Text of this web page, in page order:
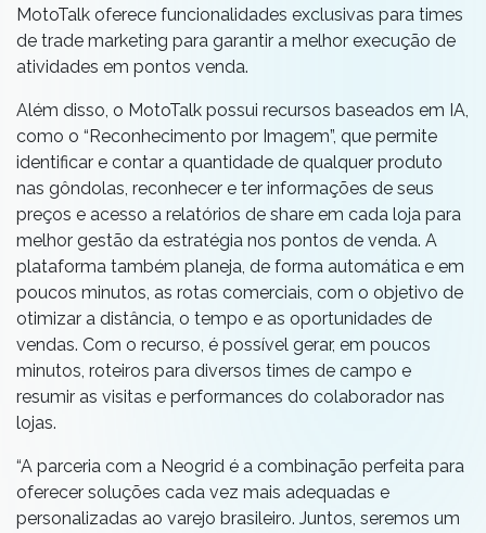
MotoTalk oferece funcionalidades exclusivas para times
de trade marketing para garantir a melhor execução de
atividades em pontos venda.
Além disso, o MotoTalk possui recursos baseados em IA,
como o “Reconhecimento por Imagem”, que permite
identificar e contar a quantidade de qualquer produto
nas gôndolas, reconhecer e ter informações de seus
preços e acesso a relatórios de share em cada loja para
melhor gestão da estratégia nos pontos de venda. A
plataforma também planeja, de forma automática e em
poucos minutos, as rotas comerciais, com o objetivo de
otimizar a distância, o tempo e as oportunidades de
vendas. Com o recurso, é possível gerar, em poucos
minutos, roteiros para diversos times de campo e
resumir as visitas e performances do colaborador nas
lojas.
“A parceria com a Neogrid é a combinação perfeita para
oferecer soluções cada vez mais adequadas e
personalizadas ao varejo brasileiro. Juntos, seremos um